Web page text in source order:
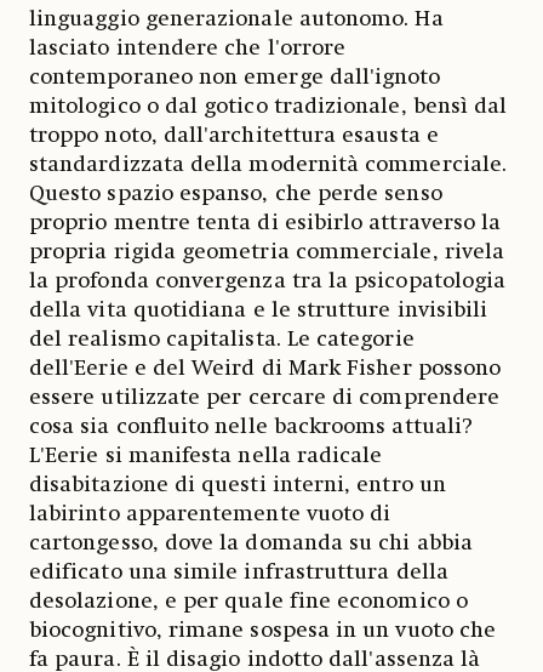
linguaggio generazionale autonomo. Ha
lasciato intendere che l'orrore
contemporaneo non emerge dall'ignoto
mitologico o dal gotico tradizionale, bensì dal
troppo noto, dall'architettura esausta e
standardizzata della modernità commerciale.
Questo spazio espanso, che perde senso
proprio mentre tenta di esibirlo attraverso la
propria rigida geometria commerciale, rivela
la profonda convergenza tra la psicopatologia
della vita quotidiana e le strutture invisibili
del realismo capitalista. Le categorie
dell'Eerie e del Weird di Mark Fisher possono
essere utilizzate per cercare di comprendere
cosa sia confluito nelle backrooms attuali?
L'Eerie si manifesta nella radicale
disabitazione di questi interni, entro un
labirinto apparentemente vuoto di
cartongesso, dove la domanda su chi abbia
edificato una simile infrastruttura della
desolazione, e per quale fine economico o
biocognitivo, rimane sospesa in un vuoto che
fa paura. È il disagio indotto dall'assenza là